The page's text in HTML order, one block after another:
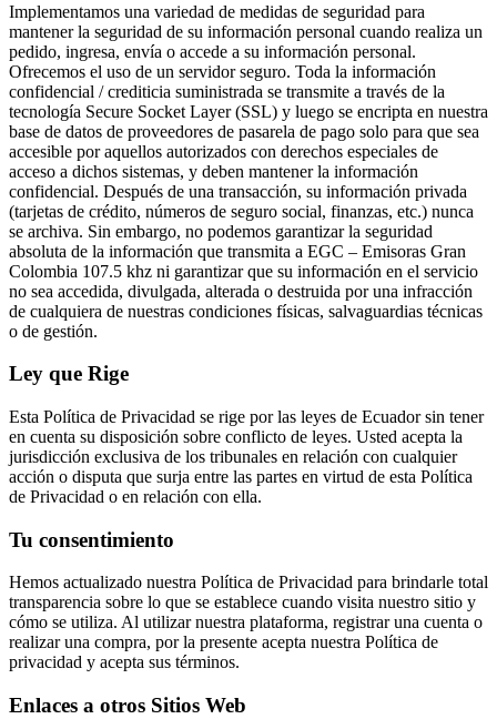
Implementamos una variedad de medidas de seguridad para
mantener la seguridad de su información personal cuando realiza un
pedido, ingresa, envía o accede a su información personal.
Ofrecemos el uso de un servidor seguro. Toda la información
confidencial / crediticia suministrada se transmite a través de la
tecnología Secure Socket Layer (SSL) y luego se encripta en nuestra
base de datos de proveedores de pasarela de pago solo para que sea
accesible por aquellos autorizados con derechos especiales de
acceso a dichos sistemas, y deben mantener la información
confidencial. Después de una transacción, su información privada
(tarjetas de crédito, números de seguro social, finanzas, etc.) nunca
se archiva. Sin embargo, no podemos garantizar la seguridad
absoluta de la información que transmita a EGC – Emisoras Gran
Colombia 107.5 khz ni garantizar que su información en el servicio
no sea accedida, divulgada, alterada o destruida por una infracción
de cualquiera de nuestras condiciones físicas, salvaguardias técnicas
o de gestión.
Ley que Rige
Esta Política de Privacidad se rige por las leyes de Ecuador sin tener
en cuenta su disposición sobre conflicto de leyes. Usted acepta la
jurisdicción exclusiva de los tribunales en relación con cualquier
acción o disputa que surja entre las partes en virtud de esta Política
de Privacidad o en relación con ella.
Tu consentimiento
Hemos actualizado nuestra Política de Privacidad para brindarle total
transparencia sobre lo que se establece cuando visita nuestro sitio y
cómo se utiliza. Al utilizar nuestra plataforma, registrar una cuenta o
realizar una compra, por la presente acepta nuestra Política de
privacidad y acepta sus términos.
Enlaces a otros Sitios Web